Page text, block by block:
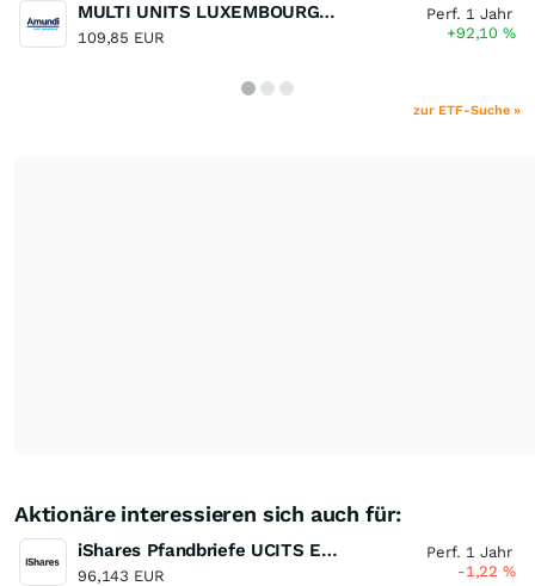
MULTI UNITS LUXEMBOURG - Lyxor MSCI Semiconductors ESG Filtered
109,85 EUR
Perf. 1 Jahr
+92,10%
zur ETF-Suche »
Aktionäre interessieren sich auch für:
iShares Pfandbriefe UCITS ETF (DE)
96,143 EUR
Perf. 1 Jahr
-1,22%